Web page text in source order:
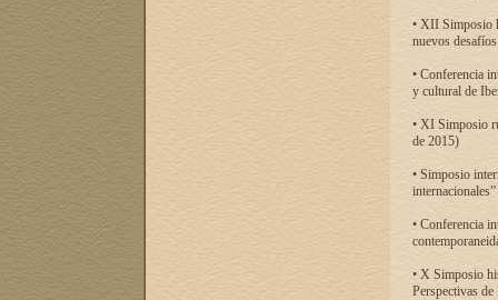
• XII Simposio
nuevos
• Conferencia
y cultural de
• XI Simposio
de 2015)
• Simposio
• Conferencia
• X Simposio
Perspectivas